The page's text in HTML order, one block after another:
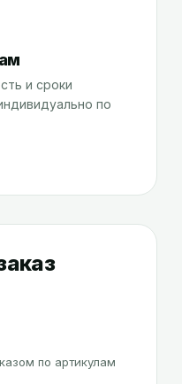
и сроки
по
по артикулам